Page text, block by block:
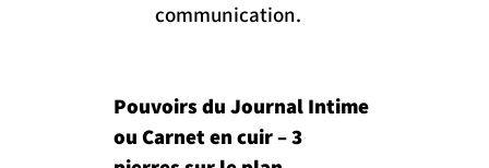
communication.
Pouvoirs du Journal Intime
ou Carnet en cuir – 3